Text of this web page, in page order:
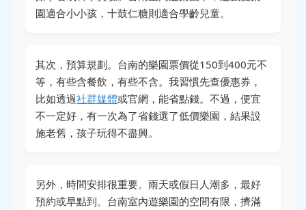
園適合小小孩，十鼓仁糖則適合學齡兒童。
其次，預算規劃。台南的樂園票價從150到400元不
等，有些含餐飲，有些不含。我習慣先查優惠券，
比如透過社群媒體或官網，能省點錢。不過，便宜
不一定好，有一次為了省錢選了低價樂園，結果設
施老舊，孩子玩得不盡興。
另外，時間安排很重要。雨天或假日人潮多，最好
預約或早點到。台南室內遊樂園的空間有限，擠滿